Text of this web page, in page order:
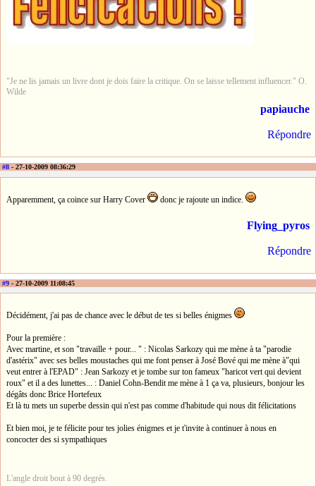
"Je ne lis jamais un livre dont je dois faire la critique. On se laisse tellement influencer." O.
Wilde
papiauche
Répondre
#8 - 27-10-2009 08:36:29
Apparemment, ça coince sur Harry Cover donc je rajoute un indice.
Flying_pyros
Répondre
#9 - 27-10-2009 11:08:45
Décidément, j'ai pas de chance avec le début de tes si belles énigmes
Pour la première :
Avec martine, et son "travaille + pour... " : Nicolas Sarkozy qui me mène à ta "parodie
d'astérix" avec ses belles moustaches qui me font penser à José Bové qui me mène à"qui
veut entrer à l'EPAD" : Jean Sarkozy et je tombe sur ton fameux "haricot vert qui devient
roux" et il a des lunettes... : Daniel Cohn-Bendit me mène à 1 ça va, plusieurs, bonjour les
dégâts donc Brice Hortefeux
Et là tu mets un superbe dessin qui n'est pas comme d'habitude qui nous dit félicitations
Et bien moi, je te félicite pour tes jolies énigmes et je t'invite à continuer à nous en
concocter des si sympathiques
L'angle droit bout à 90 degrés.